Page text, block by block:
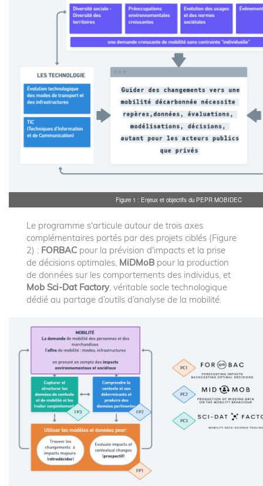
Figure 1 : Enjeux et objectifs du PEPR MOBIDEC
Le programme s'articule autour de trois axes
complémentaires portés par des projets ciblés (Figure
2) : FORBAC pour la prévision d'impacts et la prise
de décisions optimales, MiDMoB pour la production
de données sur les comportements des individus, et
Mob Sci-Dat Factory, véritable socle technologique
dédié au partage d’outils d’analyse de la mobilité.